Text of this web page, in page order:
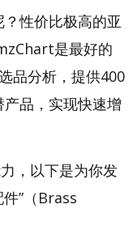
性价比极高的亚
是最好的
品分析，提供400
品，实现快速增
，以下是为你发
”（Brass